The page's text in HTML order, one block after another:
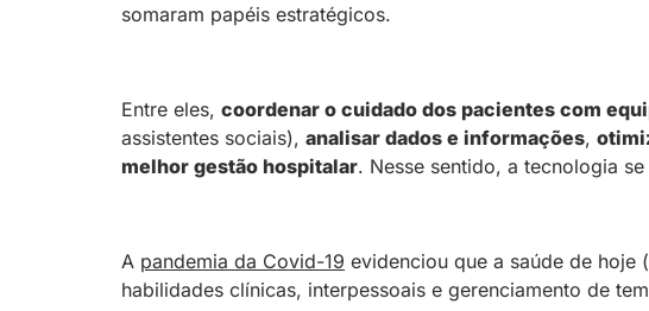
somaram papéis estratégicos.
Entre eles, coordenar o cuidado dos pacientes com
assistentes sociais), analisar dados e informações,
melhor gestão hospitalar. Nesse sentido, a tecnologia
A pandemia da Covid-19 evidenciou que a saúde de
habilidades clínicas, interpessoais e gerenciamento de